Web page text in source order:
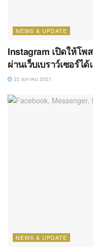
NEWS & UPDATE
Instagram เปิดให้โ
ผ่านเว็บเบราว์เซอร์ไ
22 ตุลาคม 2021
NEWS & UPDATE